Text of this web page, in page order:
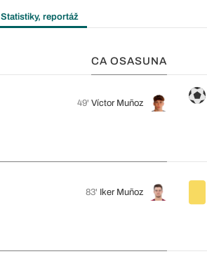
Statistiky, reportáž
CA OSASUNA
49' Víctor Muñoz
83' Iker Muñoz